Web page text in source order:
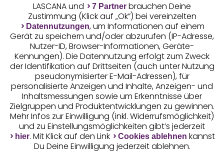
Geprüfte Sicherheit
Unsere Apps
LASCANA und 7 Partner brauchen Deine
Zustimmung (Klick auf „Ok”) bei vereinzelten
Datennutzungen, um Informationen auf einem
Gerät zu speichern und/oder abzurufen (IP-Adresse,
Nutzer-ID, Browser-Informationen, Geräte-
Kennungen). Die Datennutzung erfolgt zum Zweck
der Identifikation auf Drittseiten (auch unter Nutzung
pseudonymisierter E-Mail-Adressen), für
personalisierte Anzeigen und Inhalte, Anzeigen- und
Inhaltsmessungen sowie um Erkenntnisse über
Zielgruppen und Produktentwicklungen zu gewinnen.
Mehr Infos zur Einwilligung (inkl. Widerrufsmöglichkeit)
und zu Einstellungsmöglichkeiten gibt’s jederzeit
hier. Mit Klick auf den Link Cookies ablehnen kannst
Du Deine Einwilligung jederzeit ablehnen.